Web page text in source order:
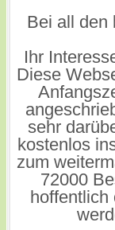
Bei all den
Ihr
Diese
sehr
kostenlos
zum
72000
hoffentlich